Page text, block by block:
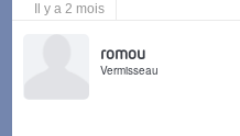
Il y a 2 mois
romou
Vermisseau